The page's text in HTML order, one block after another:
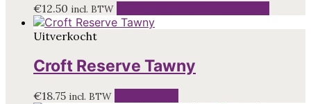
€12.50 incl. BTW
Uitverkocht
Croft Reserve Tawny
€18.75 incl. BTW